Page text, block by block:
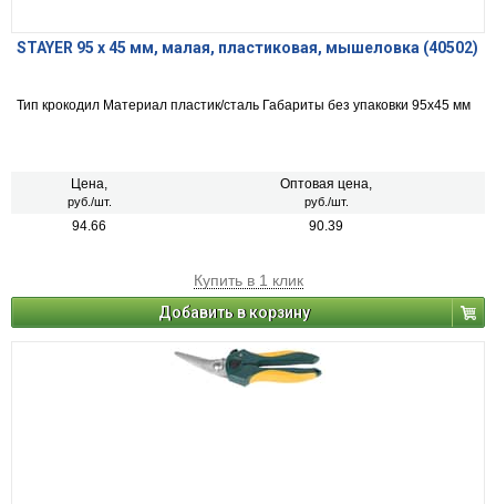
STAYER 95 х 45 мм, малая, пластиковая, мышеловка (40502)
Тип крокодил Материал пластик/сталь Габариты без упаковки 95х45 мм
Цена,
руб./шт.
Оптовая цена,
руб./шт.
94.66 90.39
Купить в 1 клик
Добавить в корзину